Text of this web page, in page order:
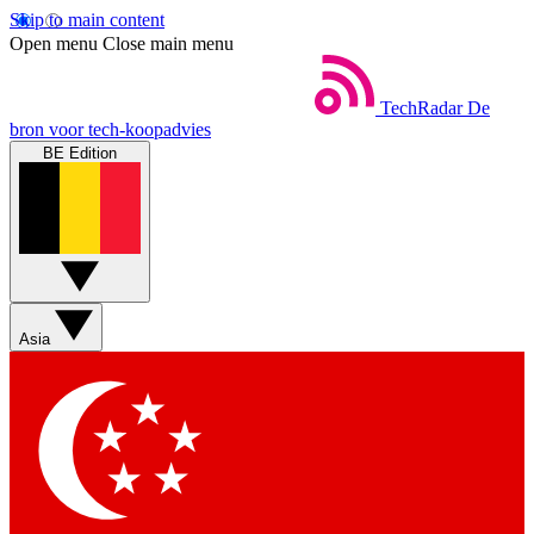
Skip to main content
Open menu Close main menu
TechRadar De
bron voor tech-koopadvies
BE Edition
Asia